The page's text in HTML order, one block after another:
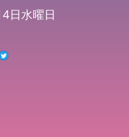
日水曜日